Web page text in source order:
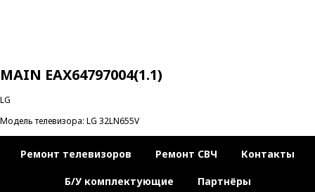
MAIN EAX64797004(1.1)
LG
Модель телевизора: LG 32LN655V
Ремонт телевизоров Ремонт СВЧ Контакты
Б/У комплектующие Партнёры